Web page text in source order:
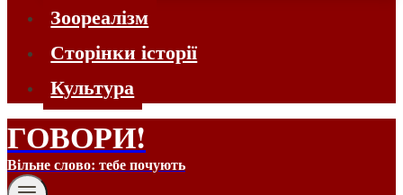
Зоореалізм
Сторінки історії
Культура
ГОВОРИ!
Вільне слово: тебе почують